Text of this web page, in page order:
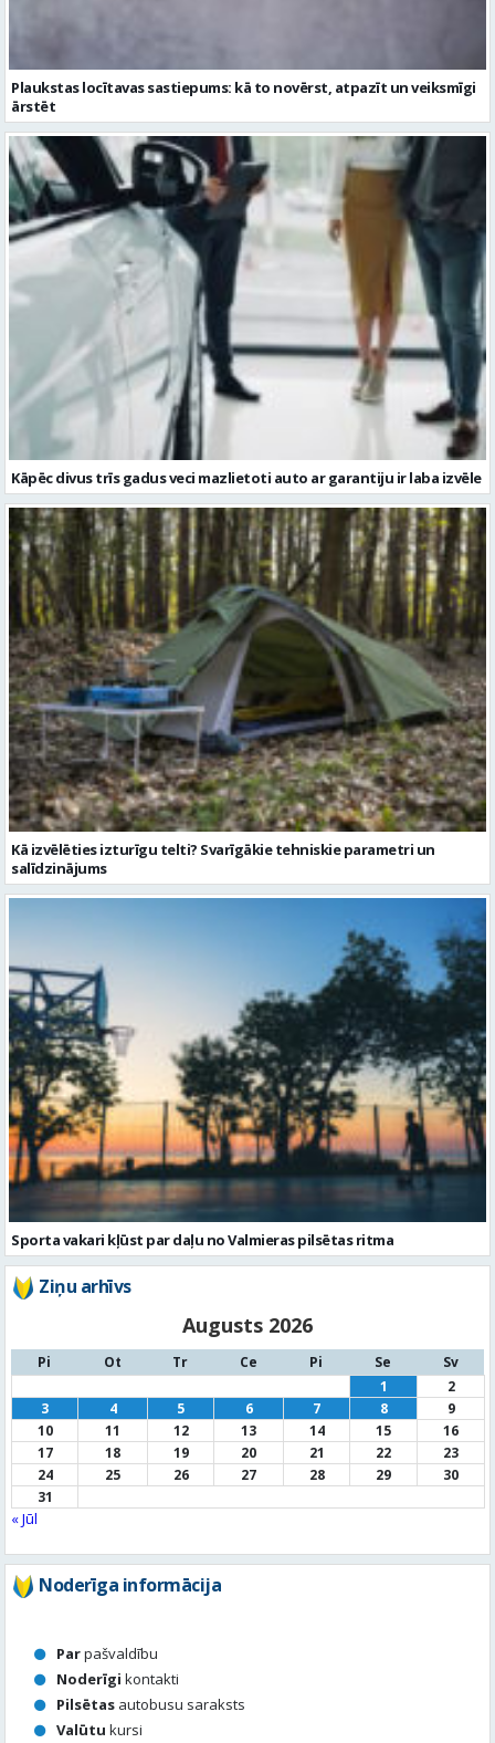
Plaukstas locītavas sastiepums: kā to novērst, atpazīt un veiksmīgi
ārstēt
Kāpēc divus trīs gadus veci mazlietoti auto ar garantiju ir laba izvēle
Kā izvēlēties izturīgu telti? Svarīgākie tehniskie parametri un
salīdzinājums
Sporta vakari kļūst par daļu no Valmieras pilsētas ritma
Ziņu arhīvs
Augusts 2026
Pi Ot Tr Ce Pi Se
Sv
1
2
3
4 5 6 7 8
9
10
11 12 13 14 15
16
17
18 19 20 21 22
23
24
25 26 27 28 29
30
31
« Jūl
Noderīga informācija
Parpašvaldību
Noderīgi kontakti
Pilsētas autobusu saraksts
Valūtu kursi